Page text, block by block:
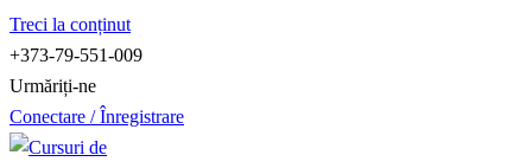
Treci la conținut
+373-79-551-009
Urmăriți-ne
Conectare / Înregistrare